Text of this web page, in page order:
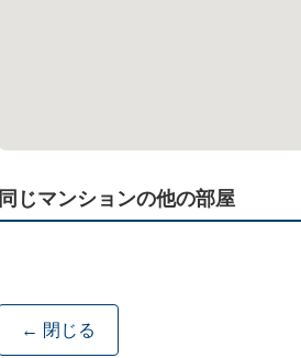
同じマンションの他の部屋
← 閉じる